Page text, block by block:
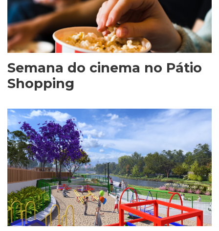
Semana do cinema no Pátio
Shopping